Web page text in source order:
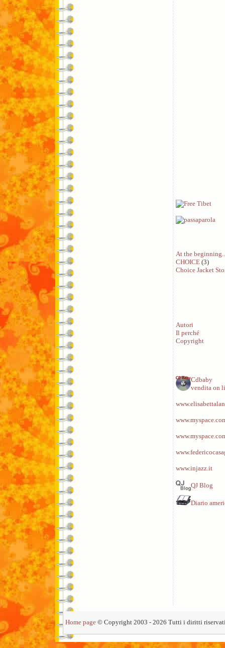
At the
CHOICE (3)
Choice Jacket
Autori
Il perché
Copyright
Cdbaby
vendita on
www.injazz.it
QJ Blog
Diario
Home page © Copyright 2003 - 2026 Tutti i diritti